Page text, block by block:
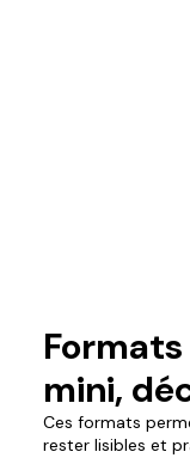
mini,
Ces formats
rester lisibles et